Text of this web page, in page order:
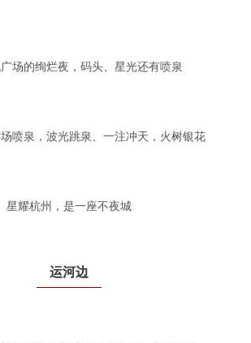
场的绚烂夜，码头、星光还有喷泉
喷泉，波光跳泉、一注冲天，火树银花
星耀杭州，是一座不夜城
运河边